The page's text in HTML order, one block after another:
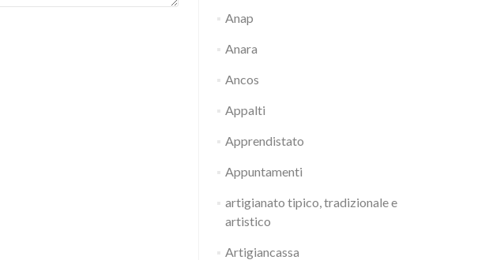
Anap
Anara
Ancos
Appalti
Apprendistato
Appuntamenti
artigianato tipico, tradizionale e
artistico
Artigiancassa